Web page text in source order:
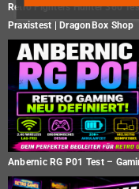
Retro Fighters Hunter 360
Praxistest | DragonBox Shop
Anbernic RG P01 Test –